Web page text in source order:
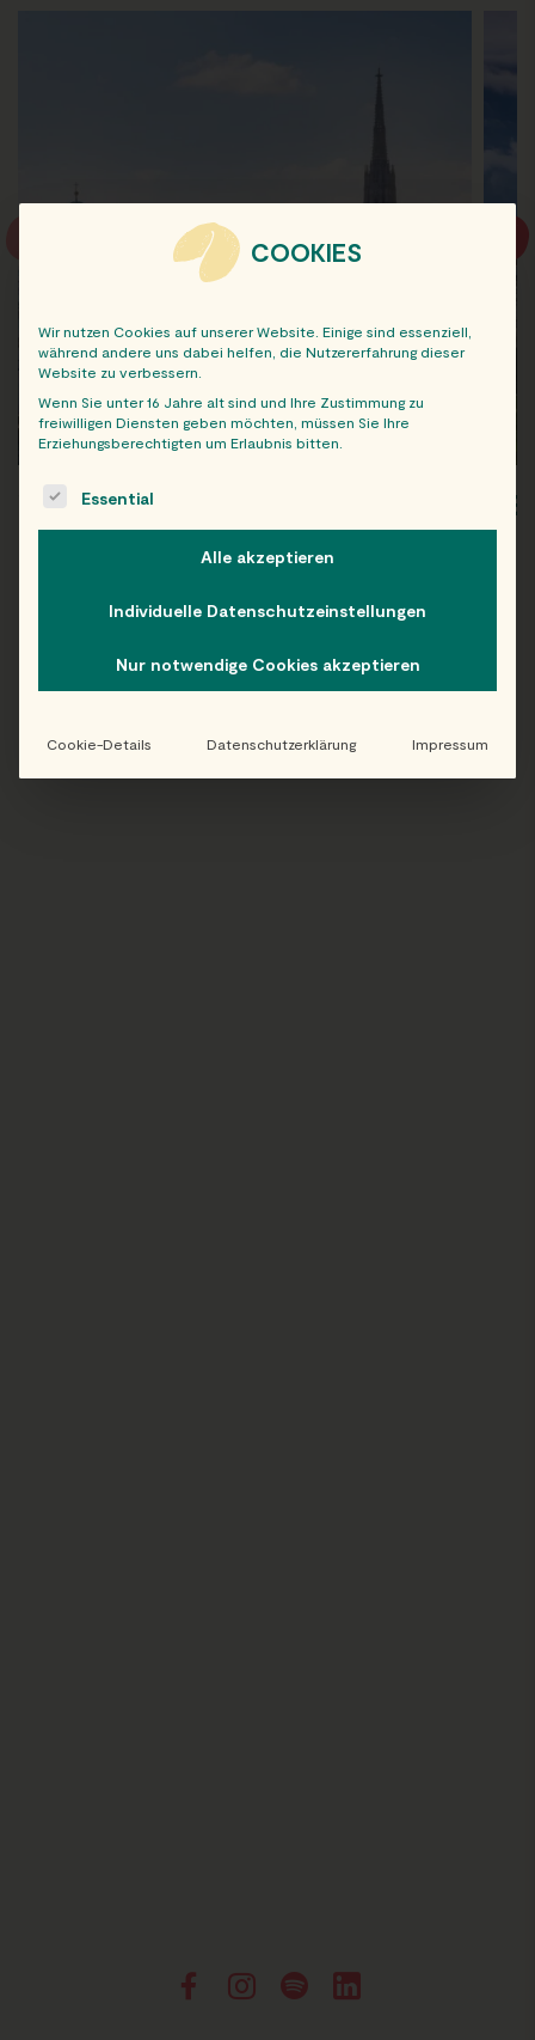
WIEN
Folge uns auf Instagram!
COOKIES
Wir nutzen Cookies auf unserer Website. Einige sind essenziell,
während andere uns dabei helfen, die Nutzererfahrung dieser
Website zu verbessern.
Wenn Sie unter 16 Jahre alt sind und Ihre Zustimmung zu
freiwilligen Diensten geben möchten, müssen Sie Ihre
Erziehungsberechtigten um Erlaubnis bitten.
The following is a list of service groups for which consent
Essential
Alle akzeptieren
Individuelle Datenschutzeinstellungen
Nur notwendige Cookies akzeptieren
Cookie-Details Datenschutzerklärung Impressum